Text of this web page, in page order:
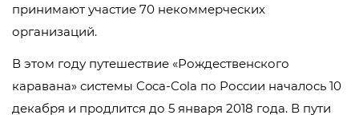
принимают участие 70 некоммерческих
организаций.
В этом году путешествие «Рождественского
каравана» системы Coca-Cola по России началось 10
декабря и продлится до 5 января 2018 года. В пути